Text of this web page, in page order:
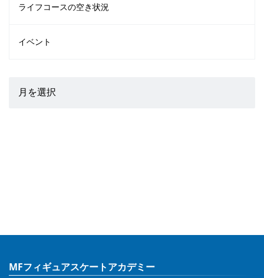
ライフコースの空き状況
イベント
MFフィギュアスケートアカデミー